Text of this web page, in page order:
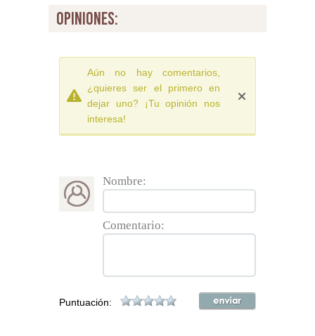
opiniones:
Aún no hay comentarios,
¿quieres ser el primero en
dejar uno? ¡Tu opinión nos
interesa!
Nombre:
Comentario:
Puntuación: